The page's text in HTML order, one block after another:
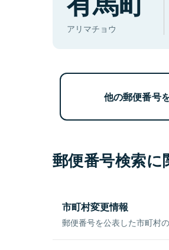
アリマチョウ
他の郵便番号
郵便番号検索に
市町村変更情報
郵便番号を公表した市町村